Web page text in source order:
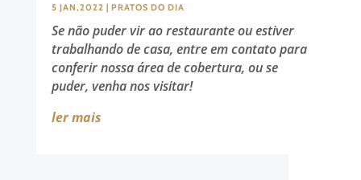
5 JAN,2022 | PRATOS DO DIA
Se não puder vir ao restaurante ou estiver
trabalhando de casa, entre em contato para
conferir nossa área de cobertura, ou se
puder, venha nos visitar!
ler mais